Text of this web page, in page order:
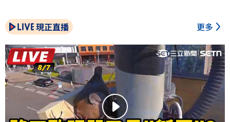
現正直播 更多